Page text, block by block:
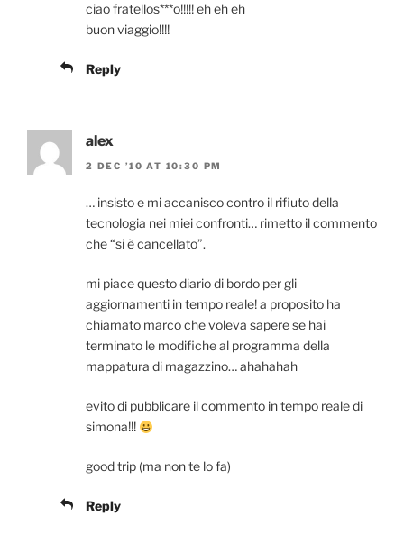
ciao fratellos***o!!!!! eh eh eh
buon viaggio!!!!
Reply
alex
2 DEC ’10 AT 10:30 PM
… insisto e mi accanisco contro il rifiuto della
tecnologia nei miei confronti… rimetto il commento
che “si è cancellato”.
mi piace questo diario di bordo per gli
aggiornamenti in tempo reale! a proposito ha
chiamato marco che voleva sapere se hai
terminato le modifiche al programma della
mappatura di magazzino… ahahahah
evito di pubblicare il commento in tempo reale di
simona!!!
good trip (ma non te lo fa)
Reply